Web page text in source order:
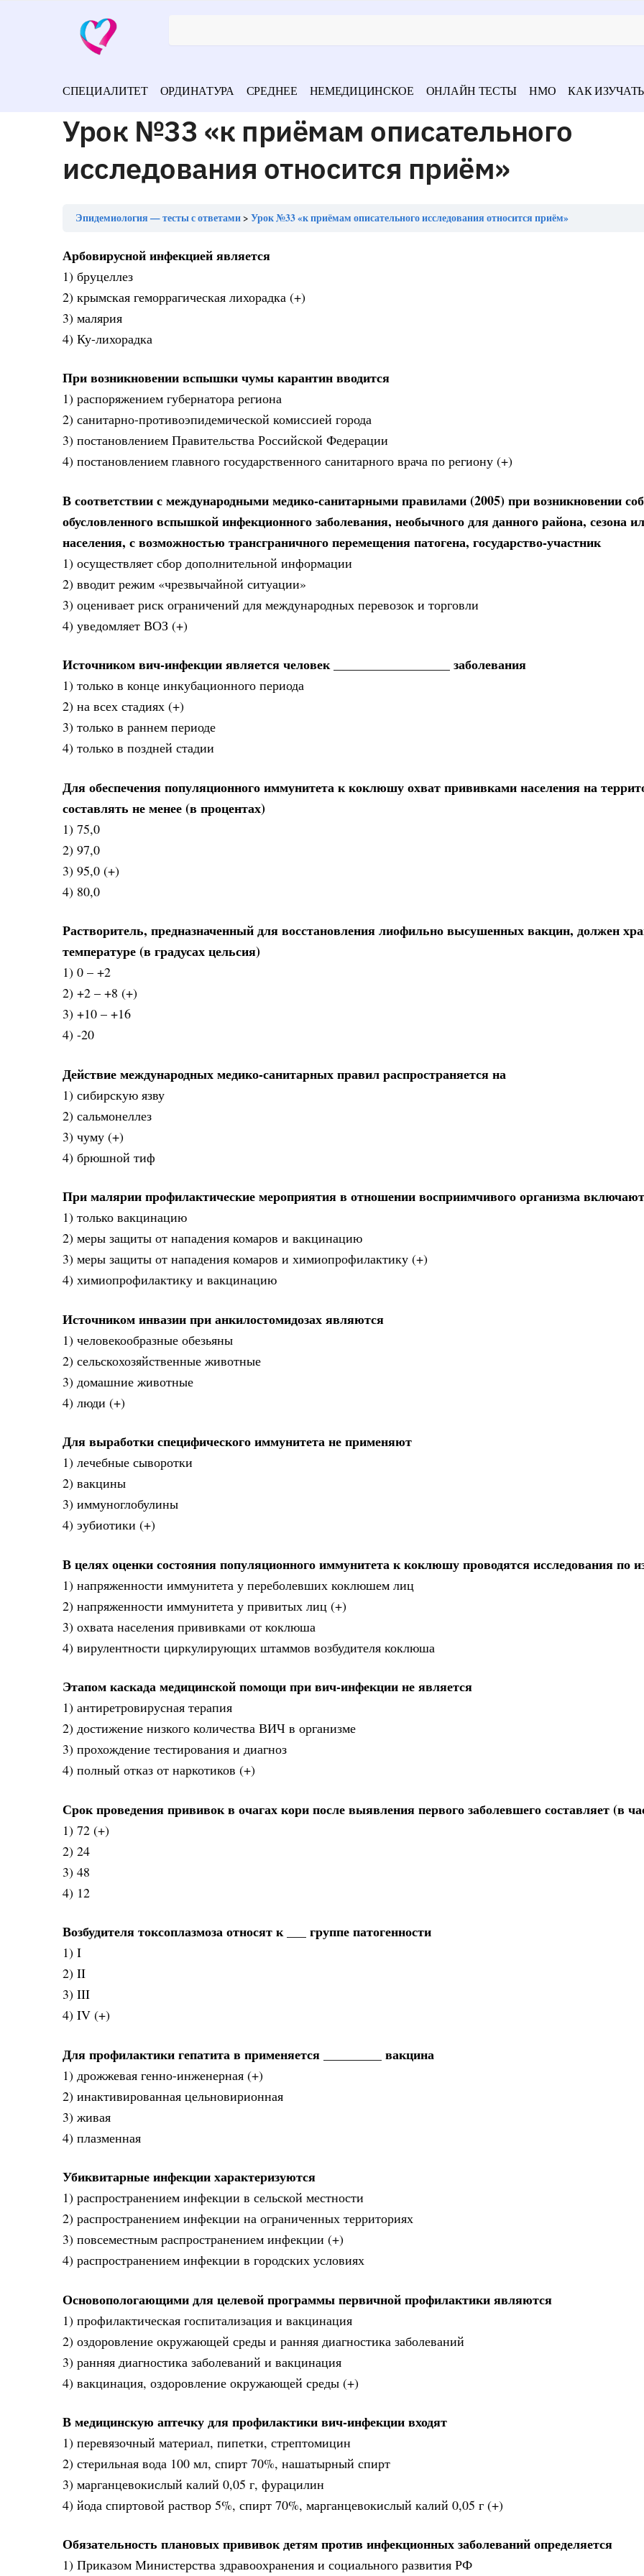
СПЕЦИАЛИТЕТ ОРДИНАТУРА СРЕДНЕЕ НЕМЕДИЦИНСКОЕ ОНЛАЙН ТЕСТЫ НМО КАК ИЗУЧАТЬ
Урок №33 «к приёмам описательного
исследования относится приём»
Эпидемиология — тесты с ответами Урок №33 «к приёмам описательного исследования относится приём»
Арбовирусной инфекцией является
1) бруцеллез
2) крымская геморрагическая лихорадка (+)
3) малярия
4) Ку-лихорадка
При возникновении вспышки чумы карантин вводится
1) распоряжением губернатора региона
2) санитарно-противоэпидемической комиссией города
3) постановлением Правительства Российской Федерации
4) постановлением главного государственного санитарного врача по региону (+)
В соответствии с международными медико-санитарными правилами (2005) при возникновении
обусловленного вспышкой инфекционного заболевания, необычного для данного района, сезона
населения, с возможностью трансграничного перемещения патогена, государство-участник
1) осуществляет сбор дополнительной информации
2) вводит режим «чрезвычайной ситуации»
3) оценивает риск ограничений для международных перевозок и торговли
4) уведомляет ВОЗ (+)
Источником вич-инфекции является человек __________________ заболевания
1) только в конце инкубационного периода
2) на всех стадиях (+)
3) только в раннем периоде
4) только в поздней стадии
Для обеспечения популяционного иммунитета к коклюшу охват прививками населения на
составлять не менее (в процентах)
1) 75,0
2) 97,0
3) 95,0 (+)
4) 80,0
Растворитель, предназначенный для восстановления лиофильно высушенных вакцин, должен
температуре (в градусах цельсия)
1) 0 – +2
2) +2 – +8 (+)
3) +10 – +16
4) -20
Действие международных медико-санитарных правил распространяется на
1) сибирскую язву
2) сальмонеллез
3) чуму (+)
4) брюшной тиф
При малярии профилактические мероприятия в отношении восприимчивого организма включают
1) только вакцинацию
2) меры защиты от нападения комаров и вакцинацию
3) меры защиты от нападения комаров и химиопрофилактику (+)
4) химиопрофилактику и вакцинацию
Источником инвазии при анкилостомидозах являются
1) человекообразные обезьяны
2) сельскохозяйственные животные
3) домашние животные
4) люди (+)
Для выработки специфического иммунитета не применяют
1) лечебные сыворотки
2) вакцины
3) иммуноглобулины
4) эубиотики (+)
В целях оценки состояния популяционного иммунитета к коклюшу проводятся исследования по
1) напряженности иммунитета у переболевших коклюшем лиц
2) напряженности иммунитета у привитых лиц (+)
3) охвата населения прививками от коклюша
4) вирулентности циркулирующих штаммов возбудителя коклюша
Этапом каскада медицинской помощи при вич-инфекции не является
1) антиретровирусная терапия
2) достижение низкого количества ВИЧ в организме
3) прохождение тестирования и диагноз
4) полный отказ от наркотиков (+)
Срок проведения прививок в очагах кори после выявления первого заболевшего составляет (в
1) 72 (+)
2) 24
3) 48
4) 12
Возбудителя токсоплазмоза относят к ___ группе патогенности
1) I
2) II
3) III
4) IV (+)
Для профилактики гепатита в применяется _________ вакцина
1) дрожжевая генно-инженерная (+)
2) инактивированная цельновирионная
3) живая
4) плазменная
Убиквитарные инфекции характеризуются
1) распространением инфекции в сельской местности
2) распространением инфекции на ограниченных территориях
3) повсеместным распространением инфекции (+)
4) распространением инфекции в городских условиях
Основопологающими для целевой программы первичной профилактики являются
1) профилактическая госпитализация и вакцинация
2) оздоровление окружающей среды и ранняя диагностика заболеваний
3) ранняя диагностика заболеваний и вакцинация
4) вакцинация, оздоровление окружающей среды (+)
В медицинскую аптечку для профилактики вич-инфекции входят
1) перевязочный материал, пипетки, стрептомицин
2) стерильная вода 100 мл, спирт 70%, нашатырный спирт
3) марганцевокислый калий 0,05 г, фурацилин
4) йода спиртовой раствор 5%, спирт 70%, марганцевокислый калий 0,05 г (+)
Обязательность плановых прививок детям против инфекционных заболеваний определяется
1) Приказом Министерства здравоохранения и социального развития РФ